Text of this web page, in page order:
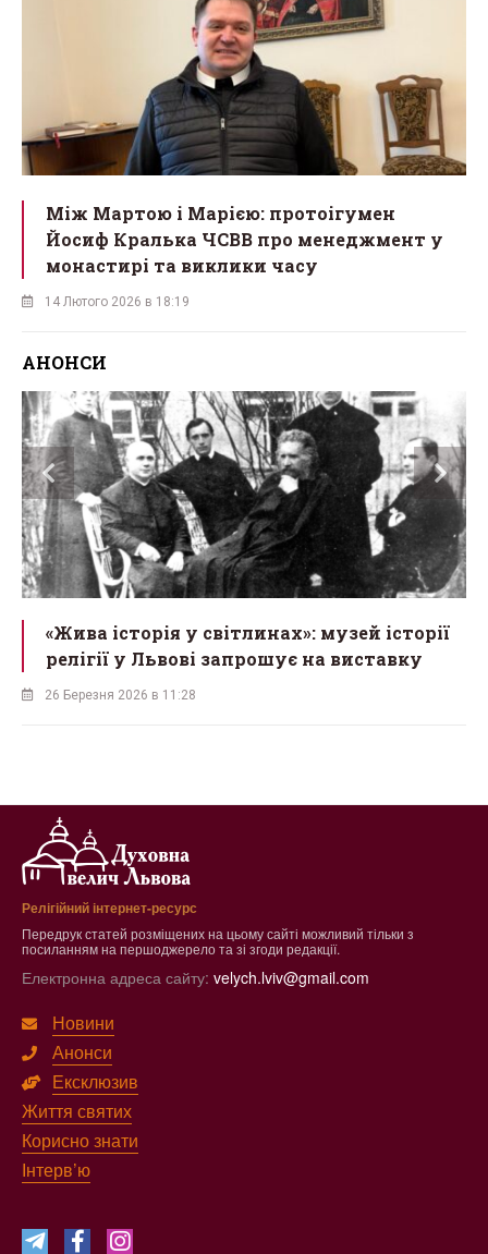
Між Мартою і Марією: протоігумен
Йосиф Кралька ЧСВВ про менеджмент у
монастирі та виклики часу
14 Лютого 2026 в 18:19
АНОНСИ
«Жива історія у світлинах»: музей історії
релігії у Львові запрошує на виставку
26 Березня 2026 в 11:28
Релігійний інтернет-ресурс
Передрук статей розміщених на цьому сайті можливий тільки з
посиланням на першоджерело та зі згоди редакції.
Електронна адреса сайту: velych.lviv@gmail.com
Новини
Анонси
Ексклюзив
Життя святих
Корисно знати
Інтерв’ю